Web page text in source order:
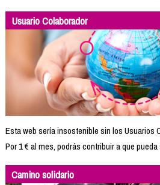
Usuario Colaborador
Esta web sería insostenible sin los Usuarios
Por 1 € al mes, podrás contribuir a que
Camino solidario